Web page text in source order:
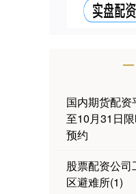
国内期货配资
至10月31日
预约
股票配资公
区避难所(1)